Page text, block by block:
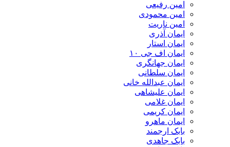
امین رفیعی
امین محمودی
امین ناریت
ایمان آذری
ایمان استار
ایمان اف جی ۱۰
ایمان جهانگری
ایمان سلطانی
ایمان عبدالله خانی
ایمان علیشاهی
ایمان غلامی
ایمان کریمی
ایمان ماهرو
بابک ارجمند
بابک جاهدی